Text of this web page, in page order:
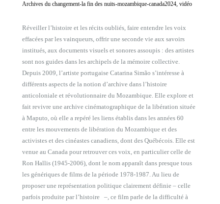
Archives du changement-la fin des nuits-mozambique-canada2024, vidéo
Réveiller l’histoire et les récits oubliés, faire entendre les voix
effacées par les vainqueurs, offrir une seconde vie aux savoirs
institués, aux documents visuels et sonores assoupis : des artistes
sont nos guides dans les archipels de la mémoire collective.
Depuis 2009, l’artiste portugaise Catarina Simão s’intéresse à
différents aspects de la notion d’archive dans l’histoire
anticoloniale et révolutionnaire du Mozambique. Elle explore et
fait revivre une archive cinématographique de la libération située
à Maputo, où elle a repéré les liens établis dans les années 60
entre les mouvements de libération du Mozambique et des
activistes et des cinéastes canadiens, dont des Québécois. Elle est
venue au Canada pour retrouver ces voix, en particulier celle de
Ron Hallis (1945-2006), dont le nom apparaît dans presque tous
les génériques de films de la période 1978-1987. Au lieu de
proposer une représentation politique clairement définie – celle
parfois produite par l’histoire –, ce film parle de la difficulté à